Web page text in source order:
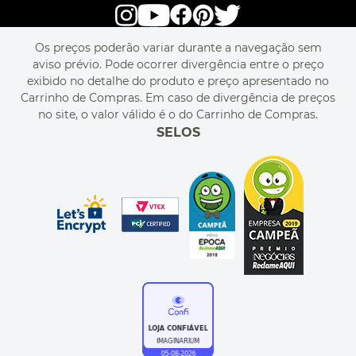
POLÍTICA DE PRIVACIDADE
PERGUNTAS FREQUENTES
MEU CADASTRO
MEU PEDIDO
CUPONS DE DESCONTO
RASTREIE O SEU PEDIDO
MAPA DO SITE
SEJA REVENDEDOR
LIVELO
Os preços poderão variar durante a navegação sem
aviso prévio. Pode ocorrer divergência entre o preço
exibido no detalhe do produto e preço apresentado no
Carrinho de Compras. Em caso de divergência de preços
no site, o valor válido é o do Carrinho de Compras.
SELOS